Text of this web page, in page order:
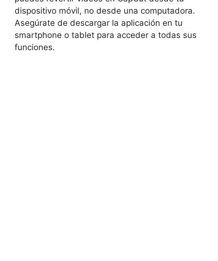
dispositivo móvil, no desde una computadora.
Asegúrate de descargar la aplicación en tu
smartphone o tablet para acceder a todas sus
funciones.